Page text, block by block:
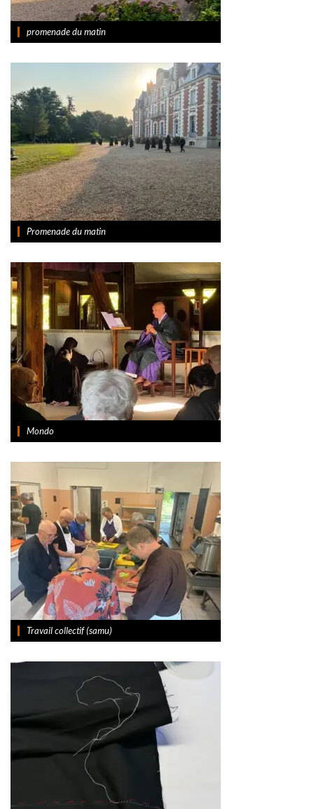
promenade du matin
Promenade du matin
Mondo
Travail collectif (samu)